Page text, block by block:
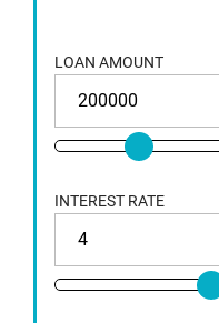
LOAN AMOUNT
INTEREST RATE